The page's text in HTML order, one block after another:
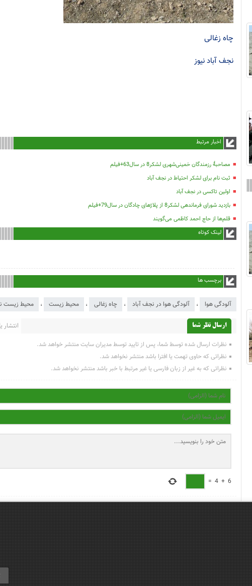
چاه زغالی
نجف آباد نیوز
اخبار مرتبط
مصاحبۀ رزمندگان خمینی‌شهری لشکر8 در سال63+فیلم
ثبت نام برای لشکر احتیاط در نجف آباد
اولین تاکسی در نجف آباد
بازدید شورای فرماندهی لشکر8 از پلاژهای چادگان در سال79+فیلم
قلم‌ها از حاج احمد کاظمی می‌گویند
لینک کوتاه
برچسب ها
آلودگی هوا ، آلودگی هوا در نجف آباد ، چاه زغالی ، محیط زیست ، محیط زیست
ارسال نظر شما انتشار
نظرات ارسال شده توسط شما، پس از تایید توسط مدیران سایت منتشر خواهد شد.
نظراتی که حاوی تهمت یا افترا باشد منتشر نخواهد شد.
نظراتی که به غیر از زبان فارسی یا غیر مرتبط با خبر باشد منتشر نخواهد شد.
6
+
4
=